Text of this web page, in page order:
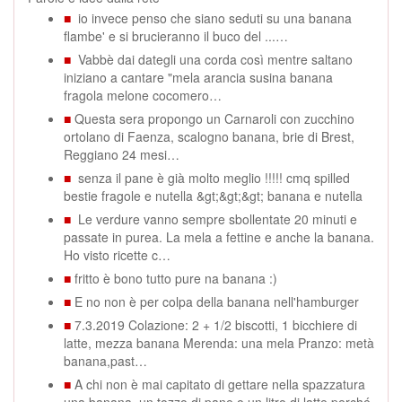
■ io invece penso che siano seduti su una banana
flambe' e si brucieranno il buco del ...…
■ Vabbè dai dategli una corda così mentre saltano
iniziano a cantare "mela arancia susina banana
fragola melone cocomero…
■ Questa sera propongo un Carnaroli con zucchino
ortolano di Faenza, scalogno banana, brie di Brest,
Reggiano 24 mesi…
■ senza il pane è già molto meglio !!!!! cmq spilled
bestie fragole e nutella &gt;&gt;&gt; banana e nutella
■ Le verdure vanno sempre sbollentate 20 minuti e
passate in purea. La mela a fettine e anche la banana.
Ho visto ricette c…
■ fritto è bono tutto pure na banana :)
■ E no non è per colpa della banana nell'hamburger
■ 7.3.2019 Colazione: 2 + 1/2 biscotti, 1 bicchiere di
latte, mezza banana Merenda: una mela Pranzo: metà
banana,past…
■ A chi non è mai capitato di gettare nella spazzatura